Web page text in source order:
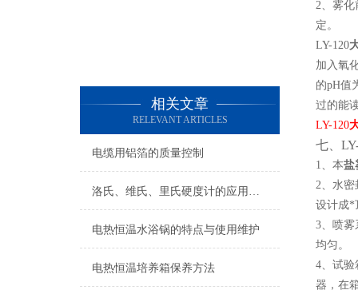
相关文章
RELEVANT ARTICLES
电缆用铝箔的质量控制
洛氏、维氏、里氏硬度计的应用与如何选择
电热恒温水浴锅的特点与使用维护
电热恒温培养箱保养方法
2、雾化
定。
LY-120
加入氧
的pH值
过的能
LY-120
七、
1、本盐
2、水密
设计成*
3、喷雾
均匀。
4、试验
器，在